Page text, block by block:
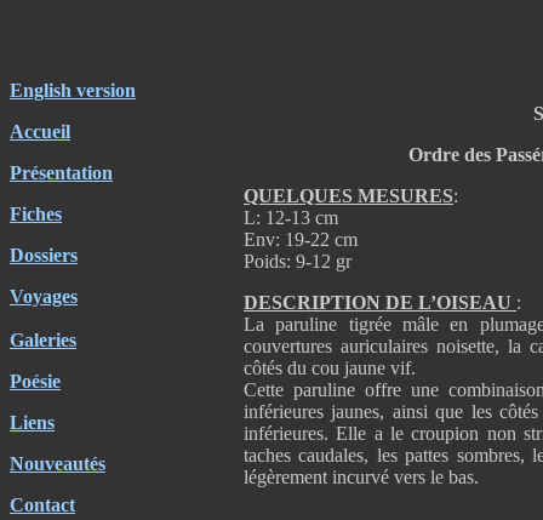
English version
Accueil
Présentation
Fiches
Dossiers
Voyages
Galeries
Poésie
Liens
Nouveautés
Contact
Ordre des
QUELQUES MESURES:
L: 12-13 cm
Env: 19-22 cm
Poids: 9-12 gr
DESCRIPTION DE L’OISEAU :
La paruline tigrée mâle en
couvertures auriculaires noisette, la
côtés du cou jaune vif.
Cette paruline offre une
inférieures jaunes, ainsi que les
inférieures. Elle a le croupion non
taches caudales, les pattes
légèrement incurvé vers le bas.